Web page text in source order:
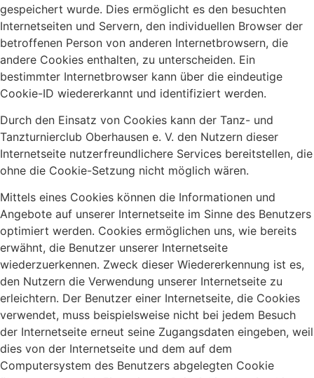
gespeichert wurde. Dies ermöglicht es den besuchten
Internetseiten und Servern, den individuellen Browser der
betroffenen Person von anderen Internetbrowsern, die
andere Cookies enthalten, zu unterscheiden. Ein
bestimmter Internetbrowser kann über die eindeutige
Cookie-ID wiedererkannt und identifiziert werden.
Durch den Einsatz von Cookies kann der Tanz- und
Tanzturnierclub Oberhausen e. V. den Nutzern dieser
Internetseite nutzerfreundlichere Services bereitstellen, die
ohne die Cookie-Setzung nicht möglich wären.
Mittels eines Cookies können die Informationen und
Angebote auf unserer Internetseite im Sinne des Benutzers
optimiert werden. Cookies ermöglichen uns, wie bereits
erwähnt, die Benutzer unserer Internetseite
wiederzuerkennen. Zweck dieser Wiedererkennung ist es,
den Nutzern die Verwendung unserer Internetseite zu
erleichtern. Der Benutzer einer Internetseite, die Cookies
verwendet, muss beispielsweise nicht bei jedem Besuch
der Internetseite erneut seine Zugangsdaten eingeben, weil
dies von der Internetseite und dem auf dem
Computersystem des Benutzers abgelegten Cookie